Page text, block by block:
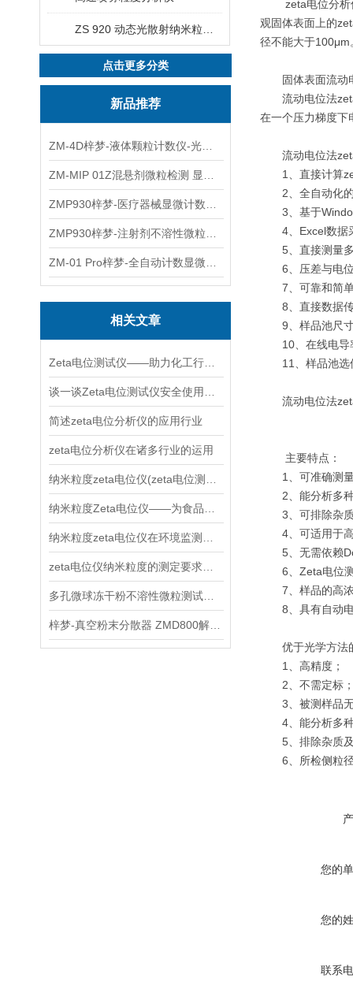
点击更多分类
新品推荐
相关文章
简述zeta电位分析仪的应用行业
zeta电位分析仪在诸多行业的运用
zeta电位分析仪
观固体表面上的
径不能大于100μm
固体表面流动
流动电位法zeta
在一个压力梯度下
流动电位法zeta
1、直接计算
2、全自动化的
3、基于
4、Excel数据
5、直接测量多
6、压差与电位
7、可靠和简单
8、直接数据传
9、样品池尺寸
10、在线电导
11、样品池选
流动电位法zeta
主要特点：
1、可准确测量
2、能分析多种
3、可排除杂质
4、可适用于高
5、无需依赖
6、Zeta电位测
7、样品的高浓
8、具有自动电
优于光学方法
1、高精度；
2、不需定标
3、被测样品无
4、能分析多种
5、排除杂质及
6、所检侧粒径
您的
您的
联系